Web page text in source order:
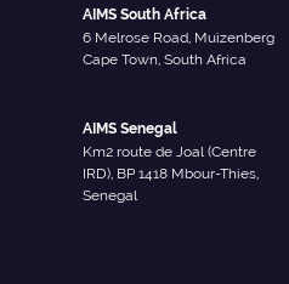
AIMS South Africa
6 Melrose Road, Muizenberg
Cape Town, South Africa
AIMS Senegal
Km2 route de Joal (Centre
IRD), BP 1418 Mbour-Thies,
Senegal